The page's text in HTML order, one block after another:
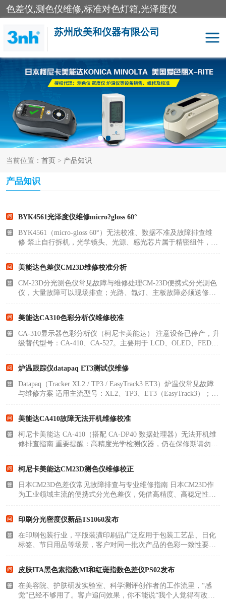
色差仪,测色仪维修,标准对色灯箱,光泽度仪
苏州欣美和仪器有限公司
当前位置： 首页 > 产品知识
产品知识
BYK4561光泽度仪维修micro?gloss 60°
BYK4561（micro‑gloss 60°）无法校准、数据不准及故障排查维
修 禁止自行拆机，光学镜头、光源、感光芯片属于精密组件，拆
问题（常见）电..
美能达色差仪CM23D维修校准分析
CM-23D分光测色仪常见故障与维修处理CM-23D便携式分光测色
仪，大量故障可以现场排查；光路、氙灯、主板故障必须送修，
光路脏OK10请做..
美能达CA310色彩分析仪维修校准
CA-310显示器色彩分析仪（柯尼卡美能达） 注意设备已停产，升
级替代型号：CA-410、CA-527。主要用于 LCD、OLED、FED
示屏优化，把 LED ..
炉温跟踪仪datapaq ET3测试仪维修
Datapaq（Tracker XL2 / TP3 / EasyTrack3 ET3）炉温仪常见故障
与维修方案 适用主流型号：XL2、TP3、ET3（EasyTrack3）；先
软件：Insigh..
美能达CA410故障无法开机维修校准
柯尼卡美能达 CA-410（搭配 CA-DP40 数据处理器）无法开机维
修排查指南 重要提醒：高精度光学检测仪器，仍在保修期请勿自
动电源开关，..
柯尼卡美能达CM23D测色仪维修校正
日本CM23D色差仪常见故障排查与专业维修指南 日本CM23D作
为工业领域主流的便携式分光色差仪，凭借高精度、高稳定性、
场粉尘油污污染、电..
印刷分光密度仪新品TS1060发布
在印刷包装行业，平版装潢印刷品广泛应用于包装工艺品、日化
标签、节日用品等场景，客户对同一批次产品的色彩一致性要求
版装潢印刷品色..
皮肤ITA黑色素指数MI和红斑指数色差仪PS02发布
在美容院、护肤研发实验室、科学测评创作者的工作流里，“感
觉”已经不够用了。客户追问效果，你不能说“我个人觉得有改
3nh色差仪 色差宝
分光色差仪 DOHO色差仪
美能达色差计 爱色丽测色仪
3nh分光测色仪
光泽度仪
雾度透过率仪
印刷密度仪 图像测试卡
炉温仪维修 校色仪维修
通用仪器产品 彩谱色差仪
印刷看样台 哈希HACH检测仪